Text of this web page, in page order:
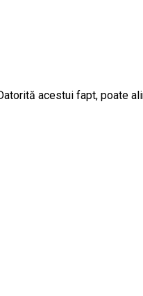
acestui fapt, poate